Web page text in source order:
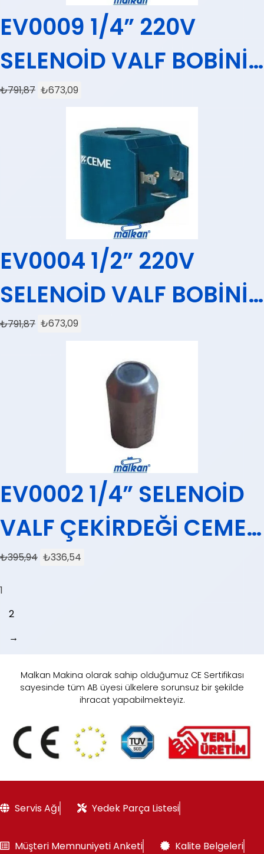
EV0009 1/4” 220V
SELENOİD VALF BOBİNİ
CEME (KÜÇÜK)
₺791,87 ₺673,09
EV0004 1/2” 220V
SELENOİD VALF BOBİNİ
CEME (BÜYÜK)
₺791,87 ₺673,09
EV0002 1/4” SELENOİD
VALF ÇEKİRDEĞİ CEME
(KÜÇÜK)
₺395,94 ₺336,54
1
2
→
Malkan Makina olarak sahip olduğumuz CE Sertifikası
sayesinde tüm AB üyesi ülkelere sorunsuz bir şekilde
ihracat yapabilmekteyiz.
Servis Ağı Yedek Parça Listesi
Müşteri Memnuniyeti Anketi Kalite Belgeleri